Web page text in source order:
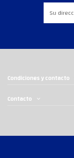
Condiciones y contacto
Contacto